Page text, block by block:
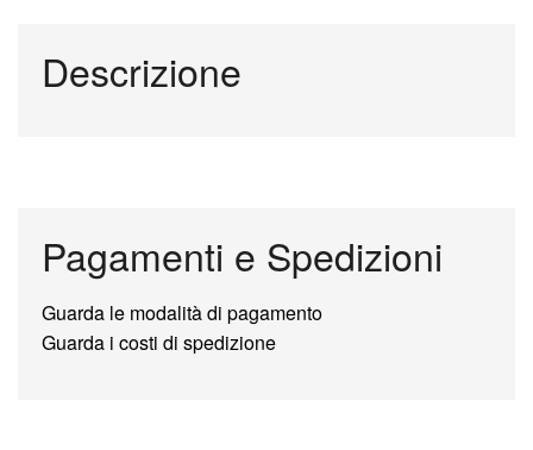
Descrizione
Pagamenti e Spedizioni
Guarda le modalità di pagamento
Guarda i costi di spedizione